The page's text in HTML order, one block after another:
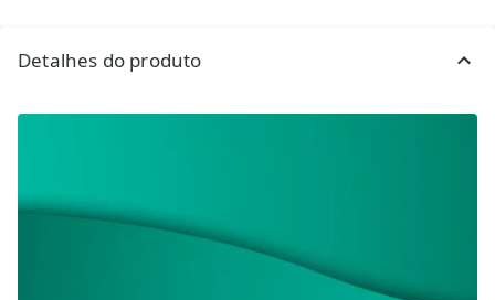
Detalhes do produto